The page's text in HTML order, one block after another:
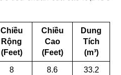
Chiều
Rộng
(Feet)
Chiều
Cao
(Feet)
Dung
Tích
(m³)
8 8.6 33.2